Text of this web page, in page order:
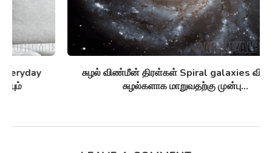
சுழல் விண்மீன் திரள்கள் Spiral galaxies விண்மீன்
சுழல்களாக மாறுவதற்கு முன்பு...